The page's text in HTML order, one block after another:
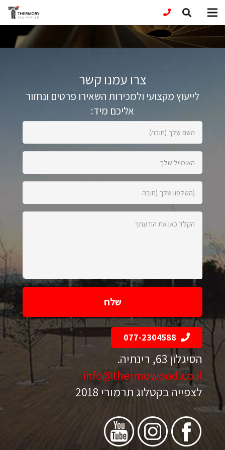
צרו עמנו קשר
לייעוץ מקצועי ולמכירות השאירו פרטים ונחזור
אליכם מיד:
שלך
(חובה):
שלך:
הטלפון
שלך
(חובה):
כאן
077-2304588
הסיגלון 63, רינתיה.
info@thermowood.co.il
לצפייה בקטלוג תרמורי 2018